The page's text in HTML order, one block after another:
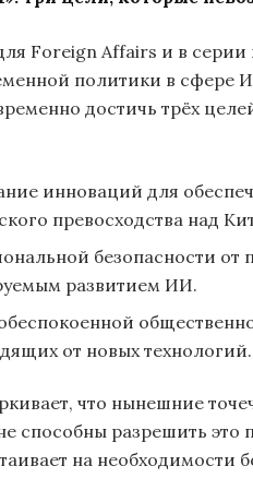
Foreign Affairs и в
политики в сфере
достичь трёх
инноваций для
превосходства над
безопасности от
развитием ИИ.
от новых технологий.
что нынешние
способны разрешить это
на необходимости